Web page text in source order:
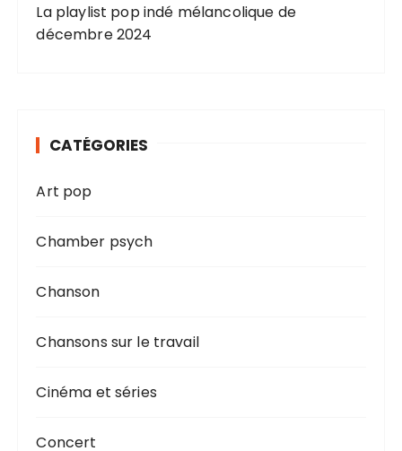
La playlist pop indé mélancolique de
décembre 2024
CATÉGORIES
Art pop
Chamber psych
Chanson
Chansons sur le travail
Cinéma et séries
Concert